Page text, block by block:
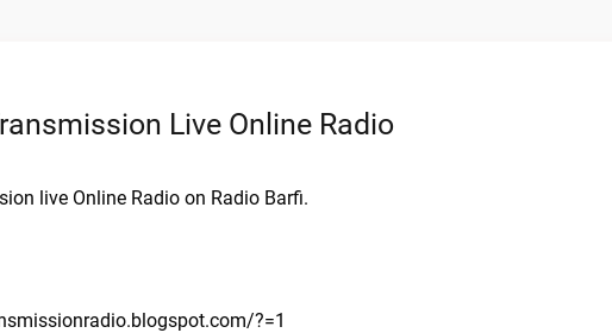
Live Online Radio
live Online Radio on Radio Barfi.
?=1